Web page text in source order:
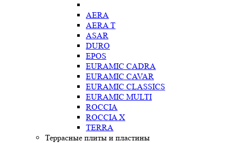
AERA
AERA T
ASAR
DURO
EPOS
EURAMIC CADRA
EURAMIC CAVAR
EURAMIC CLASSICS
EURAMIC MULTI
ROCCIA
ROCCIA X
TERRA
Террасные плиты и пластины